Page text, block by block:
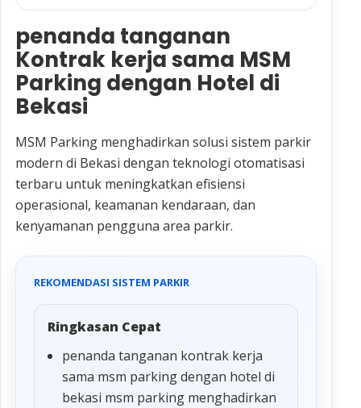
penanda tanganan
Kontrak kerja sama MSM
Parking dengan Hotel di
Bekasi
MSM Parking menghadirkan solusi sistem parkir
modern di Bekasi dengan teknologi otomatisasi
terbaru untuk meningkatkan efisiensi
operasional, keamanan kendaraan, dan
kenyamanan pengguna area parkir.
REKOMENDASI SISTEM PARKIR
Ringkasan Cepat
penanda tanganan kontrak kerja
sama msm parking dengan hotel di
bekasi msm parking menghadirkan